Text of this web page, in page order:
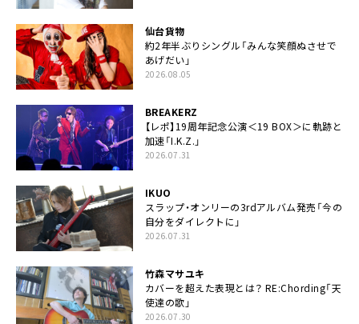
仙台貨物
約2年半ぶりシングル「みんな笑顔ぬさせで
あげだい」
2026.08.05
BREAKERZ
【レポ】19周年記念公演＜19 BOX＞に軌跡と
加速「I.K.Z.」
2026.07.31
IKUO
スラップ・オンリーの3rdアルバム発売「今の
自分をダイレクトに」
2026.07.31
竹森マサユキ
カバーを超えた表現とは？ RE:Chording「天
使達の歌」
2026.07.30